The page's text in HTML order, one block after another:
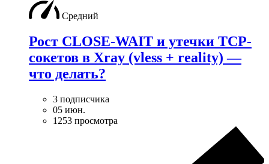
Средний
Рост CLOSE-WAIT и утечки TCP-
сокетов в Xray (vless + reality) —
что делать?
3 подписчика
05 июн.
1253 просмотра